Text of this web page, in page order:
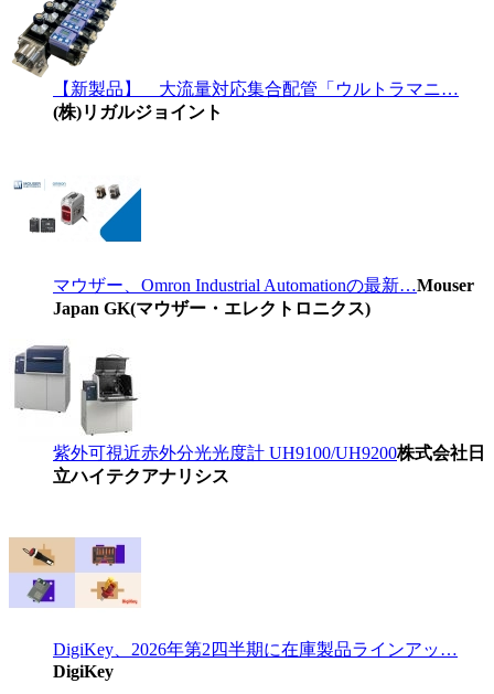
【新製品】 大流量対応集合配管「ウルトラマニ…
(株)リガルジョイント
マウザー、Omron Industrial Automationの最新…Mouser
Japan GK(マウザー・エレクトロニクス)
紫外可視近赤外分光光度計 UH9100/UH9200株式会社日
立ハイテクアナリシス
DigiKey、2026年第2四半期に在庫製品ラインアッ…
DigiKey